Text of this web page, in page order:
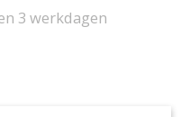
3 werkdagen